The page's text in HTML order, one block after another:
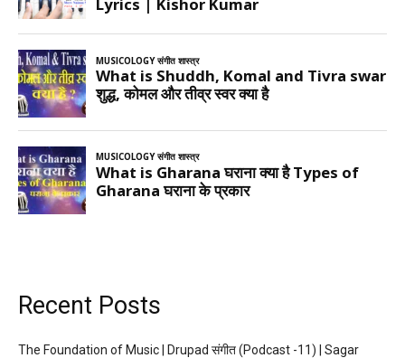
Recent Posts
The Foundation of Music | Drupad संगीत (Podcast -11) | Sagar